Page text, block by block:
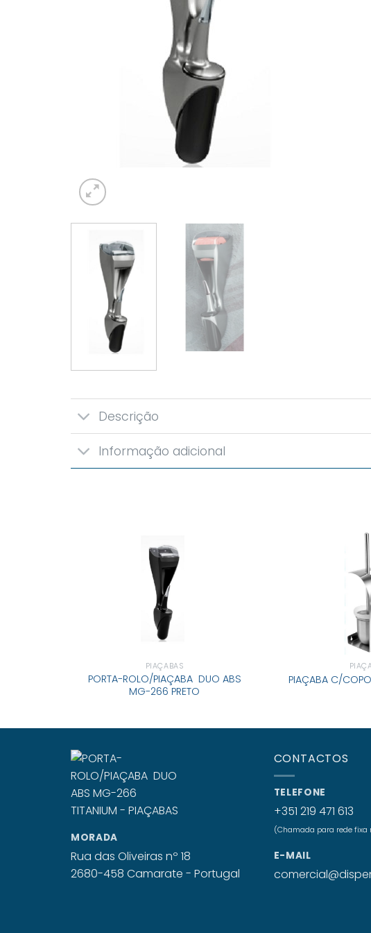
Descrição
Informação adicional
PIAÇABAS
PORTA-ROLO/PIAÇABA DUO ABS
MG-266 PRETO
PIAÇABA C/
MORADA
Rua das Oliveiras nº 18
2680-458 Camarate - Portugal
CONTACTOS
TELEFONE
+351 219 471 613
(Chamada para rede fixa
E-MAIL